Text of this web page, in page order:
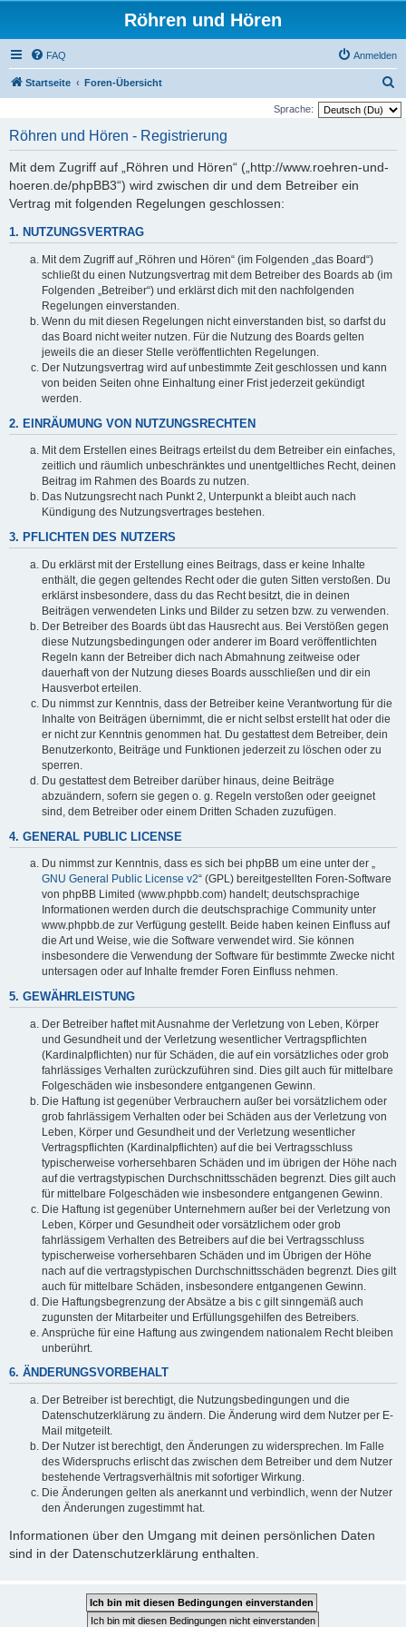
Röhren und Hören
FAQ Anmelden
Startseite Foren-Übersicht
u
Sprache:
Röhren und Hören - Registrierung
Mit dem Zugriff auf „Röhren und Hören“ („http://www.roehren-und-
hoeren.de/phpBB3“) wird zwischen dir und dem Betreiber ein
Vertrag mit folgenden Regelungen geschlossen:
1. NUTZUNGSVERTRAG
Mit dem Zugriff auf „Röhren und Hören“ (im Folgenden „das Board“)
schließt du einen Nutzungsvertrag mit dem Betreiber des Boards ab (im
Folgenden „Betreiber“) und erklärst dich mit den nachfolgenden
Regelungen einverstanden.
Wenn du mit diesen Regelungen nicht einverstanden bist, so darfst du
das Board nicht weiter nutzen. Für die Nutzung des Boards gelten
jeweils die an dieser Stelle veröffentlichten Regelungen.
Der Nutzungsvertrag wird auf unbestimmte Zeit geschlossen und kann
von beiden Seiten ohne Einhaltung einer Frist jederzeit gekündigt
werden.
2. EINRÄUMUNG VON NUTZUNGSRECHTEN
Mit dem Erstellen eines Beitrags erteilst du dem Betreiber ein einfaches,
zeitlich und räumlich unbeschränktes und unentgeltliches Recht, deinen
Beitrag im Rahmen des Boards zu nutzen.
Das Nutzungsrecht nach Punkt 2, Unterpunkt a bleibt auch nach
Kündigung des Nutzungsvertrages bestehen.
3. PFLICHTEN DES NUTZERS
Du erklärst mit der Erstellung eines Beitrags, dass er keine Inhalte
enthält, die gegen geltendes Recht oder die guten Sitten verstoßen. Du
erklärst insbesondere, dass du das Recht besitzt, die in deinen
Beiträgen verwendeten Links und Bilder zu setzen bzw. zu verwenden.
Der Betreiber des Boards übt das Hausrecht aus. Bei Verstößen gegen
diese Nutzungsbedingungen oder anderer im Board veröffentlichten
Regeln kann der Betreiber dich nach Abmahnung zeitweise oder
dauerhaft von der Nutzung dieses Boards ausschließen und dir ein
Hausverbot erteilen.
Du nimmst zur Kenntnis, dass der Betreiber keine Verantwortung für die
Inhalte von Beiträgen übernimmt, die er nicht selbst erstellt hat oder die
er nicht zur Kenntnis genommen hat. Du gestattest dem Betreiber, dein
Benutzerkonto, Beiträge und Funktionen jederzeit zu löschen oder zu
sperren.
Du gestattest dem Betreiber darüber hinaus, deine Beiträge
abzuändern, sofern sie gegen o. g. Regeln verstoßen oder geeignet
sind, dem Betreiber oder einem Dritten Schaden zuzufügen.
4. GENERAL PUBLIC LICENSE
Du nimmst zur Kenntnis, dass es sich bei phpBB um eine unter der „
GNU General Public License v2“ (GPL) bereitgestellten Foren-Software
von phpBB Limited (www.phpbb.com) handelt; deutschsprachige
Informationen werden durch die deutschsprachige Community unter
www.phpbb.de zur Verfügung gestellt. Beide haben keinen Einfluss auf
die Art und Weise, wie die Software verwendet wird. Sie können
insbesondere die Verwendung der Software für bestimmte Zwecke nicht
untersagen oder auf Inhalte fremder Foren Einfluss nehmen.
5. GEWÄHRLEISTUNG
Der Betreiber haftet mit Ausnahme der Verletzung von Leben, Körper
und Gesundheit und der Verletzung wesentlicher Vertragspflichten
(Kardinalpflichten) nur für Schäden, die auf ein vorsätzliches oder grob
fahrlässiges Verhalten zurückzuführen sind. Dies gilt auch für mittelbare
Folgeschäden wie insbesondere entgangenen Gewinn.
Die Haftung ist gegenüber Verbrauchern außer bei vorsätzlichem oder
grob fahrlässigem Verhalten oder bei Schäden aus der Verletzung von
Leben, Körper und Gesundheit und der Verletzung wesentlicher
Vertragspflichten (Kardinalpflichten) auf die bei Vertragsschluss
typischerweise vorhersehbaren Schäden und im übrigen der Höhe nach
auf die vertragstypischen Durchschnittsschäden begrenzt. Dies gilt auch
für mittelbare Folgeschäden wie insbesondere entgangenen Gewinn.
Die Haftung ist gegenüber Unternehmern außer bei der Verletzung von
Leben, Körper und Gesundheit oder vorsätzlichem oder grob
fahrlässigem Verhalten des Betreibers auf die bei Vertragsschluss
typischerweise vorhersehbaren Schäden und im Übrigen der Höhe
nach auf die vertragstypischen Durchschnittsschäden begrenzt. Dies gilt
auch für mittelbare Schäden, insbesondere entgangenen Gewinn.
Die Haftungsbegrenzung der Absätze a bis c gilt sinngemäß auch
zugunsten der Mitarbeiter und Erfüllungsgehilfen des Betreibers.
Ansprüche für eine Haftung aus zwingendem nationalem Recht bleiben
unberührt.
6. ÄNDERUNGSVORBEHALT
Der Betreiber ist berechtigt, die Nutzungsbedingungen und die
Datenschutzerklärung zu ändern. Die Änderung wird dem Nutzer per E-
Mail mitgeteilt.
Der Nutzer ist berechtigt, den Änderungen zu widersprechen. Im Falle
des Widerspruchs erlischt das zwischen dem Betreiber und dem Nutzer
bestehende Vertragsverhältnis mit sofortiger Wirkung.
Die Änderungen gelten als anerkannt und verbindlich, wenn der Nutzer
den Änderungen zugestimmt hat.
Informationen über den Umgang mit deinen persönlichen Daten
sind in der Datenschutzerklärung enthalten.